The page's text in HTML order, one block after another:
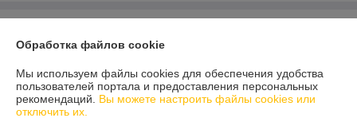
Минск, ул. Мержинского 8-11
Регистрационный номер ЕГР: 192945661
Обработка файлов cookie
Мы используем файлы cookies для обеспечения удобства
пользователей портала и предоставления персональных
рекомендаций. Вы можете настроить файлы cookies или
отключить их.